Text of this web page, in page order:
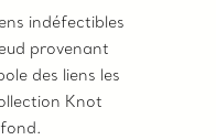
indéfectibles
provenant
des liens les
Knot